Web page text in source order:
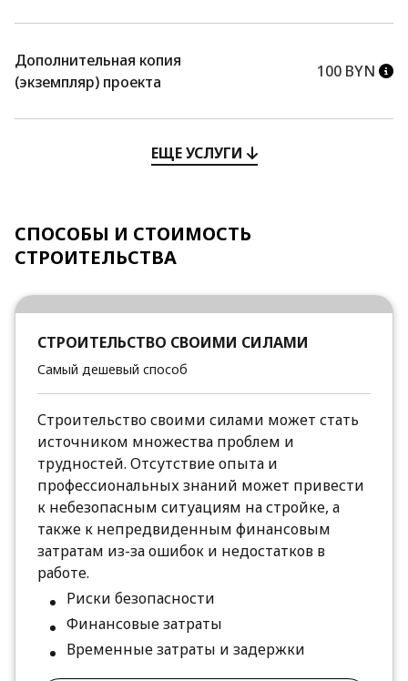
Дополнительная копия
(экземпляр) проекта
100 BYN
ЕЩЕ УСЛУГИ
СПОСОБЫ И СТОИМОСТЬ
СТРОИТЕЛЬСТВА
СТРОИТЕЛЬСТВО СВОИМИ СИЛАМИ
Самый дешевый способ
Строительство своими силами может стать
источником множества проблем и
трудностей. Отсутствие опыта и
профессиональных знаний может привести
к небезопасным ситуациям на стройке, а
также к непредвиденным финансовым
затратам из-за ошибок и недостатков в
работе.
Риски безопасности
Финансовые затраты
Временные затраты и задержки